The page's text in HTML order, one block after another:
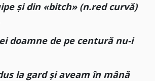
și din «bitch» (n.red curvă)
doamne de pe centură nu-i
la gard și aveam în mână